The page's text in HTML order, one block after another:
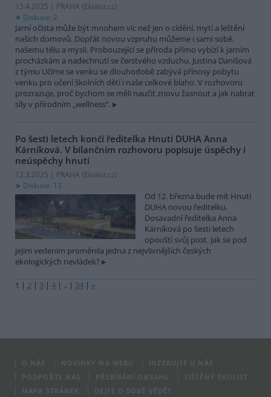
15.4.2025 | PRAHA (Ekolist.cz)
Diskuse: 2
Jarní očista může být mnohem víc než jen o cídění, mytí a leštění
našich domovů. Dopřát novou vzpruhu můžeme i sami sobě,
našemu tělu a mysli. Probouzející se příroda přímo vybízí k jarním
procházkám a nadechnutí se čerstvého vzduchu. Justina Danišová
z týmu Učíme se venku se dlouhodobě zabývá přínosy pobytu
venku pro učení školních dětí i naše celkové blaho. V rozhovoru
prozrazuje, proč bychom se měli naučit znovu žasnout a jak nabrat
síly v přírodním „wellness“.
Po šesti letech končí ředitelka Hnutí DUHA Anna
Kárníková. V bilančním rozhovoru popisuje úspěchy i
neúspěchy hnutí
12.3.2025 | PRAHA (Ekolist.cz)
Diskuse: 13
Od 12. března bude mít Hnutí
DUHA novou ředitelku.
Dosavadní ředitelka Anna
Kárníková po šesti letech
opouští svůj post. Jak se pod
jejím vedením proměnila jedna z nejvlivnějších českých
ekologických nevládek?
1 | 2 | 3 | 4 | .. | 34 | »
O NÁS NOVINKY NA WEBU
INZERUJTE U NÁS
PODPOŘTE NÁS
PŘEBÍRÁNÍ OBSAHU
TIŠTĚNÝ EKOLIST
MAPA STRÁNEK
DEJTE O SOBĚ VĚDĚT